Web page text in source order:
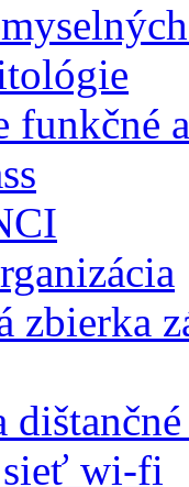
funkčné
zbierka
sieť wi-fi